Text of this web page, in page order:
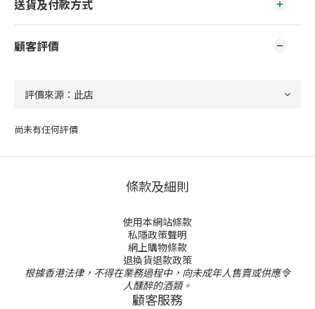
送貨及付款方式
顧客評價
尚未有任何評價
條款及細則
使用本網站條款
私隱政策聲明
網上購物條款
退換貨退款政策
根據香港法律，不得在業務過程中，向未成年人售賣或供應令
人醺醉的酒類。
顧客服務